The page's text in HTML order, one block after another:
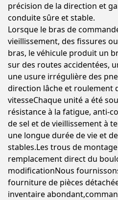
précision de la direction et
conduite sûre et stable.
Lorsque le bras de
vieillissement, des fissures
bras, le véhicule produit un
sur des routes accidentées,
une usure irrégulière des
direction lâche et roulement
vitesseChaque unité a été
résistance à la fatigue, anti-
de sel et de vieillissement à
une longue durée de vie et
stables.Les trous de
remplacement direct du
modificationNous
fourniture de pièces
inventaire